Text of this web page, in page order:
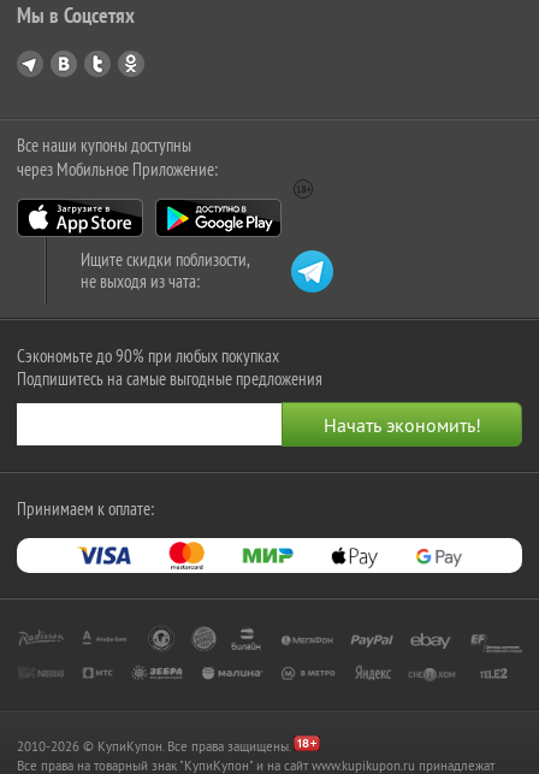
Мы в Соцсетях
Все наши купоны доступны
через Мобильное Приложение:
Ищите скидки поблизости,
не выходя из чата:
Сэкономьте до 90% при любых покупках
Подпишитесь на самые выгодные предложения
Принимаем к оплате:
2010-2026 © КупиКупон. Все права защищены.
Все права на товарный знак "КупиКупон" и на сайт www.kupikupon.ru принадлежат